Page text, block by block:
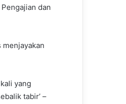
dan
yang
tabir’ –